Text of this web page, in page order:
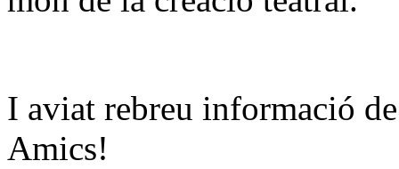
I aviat rebreu informació
Amics!